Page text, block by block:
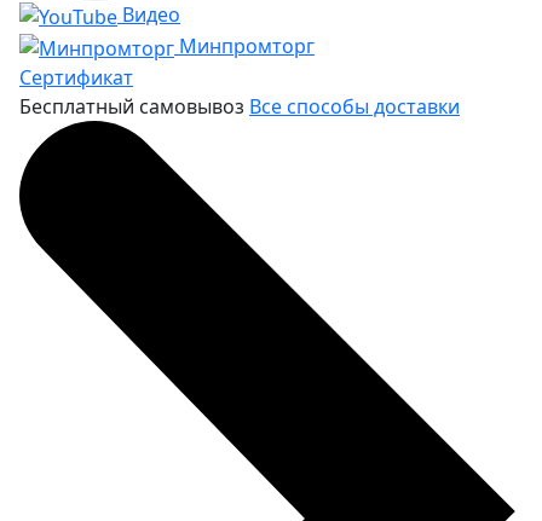
Видео
Минпромторг
Сертификат
Бесплатный самовывоз Все способы доставки